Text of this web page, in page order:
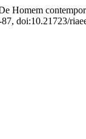
Homem
doi:10.21723/